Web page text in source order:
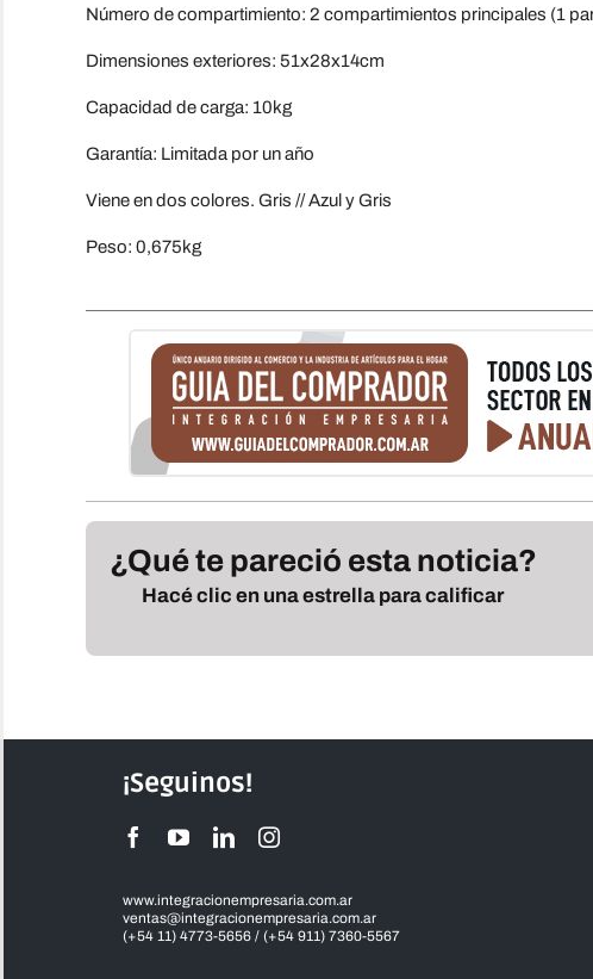
Número de compartimiento: 2 compartimientos principales (1
Dimensiones exteriores: 51x28x14cm
Capacidad de carga: 10kg
Garantía: Limitada por un año
Viene en dos colores. Gris // Azul y Gris
Peso: 0,675kg
¿Qué te pareció esta noticia?
Hacé clic en una estrella para calificar
¡Seguinos!
www.integracionempresaria.com.ar
ventas@integracionempresaria.com.ar
(+54 11) 4773-5656 / (+54 911) 7360-5567